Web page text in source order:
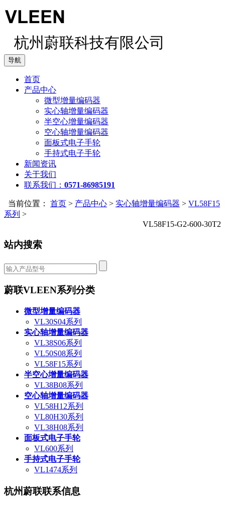
杭州蔚联科技有限公司
导航
首页
产品中心
微型增量编码器
实心轴增量编码器
半空心增量编码器
空心轴增量编码器
面板式电子手轮
手持式电子手轮
新闻资讯
关于我们
联系我们： 0571-86985191
当前位置： 首页 > 产品中心 > 实心轴增量编码器 > VL58F15
系列 >
VL58F15-G2-600-30T2
站内搜索
蔚联VLEEN系列分类
微型增量编码器
VL30S04系列
实心轴增量编码器
VL38S06系列
VL50S08系列
VL58F15系列
半空心增量编码器
VL38B08系列
空心轴增量编码器
VL58H12系列
VL80H30系列
VL38H08系列
面板式电子手轮
VL600系列
手持式电子手轮
VL1474系列
杭州蔚联联系信息